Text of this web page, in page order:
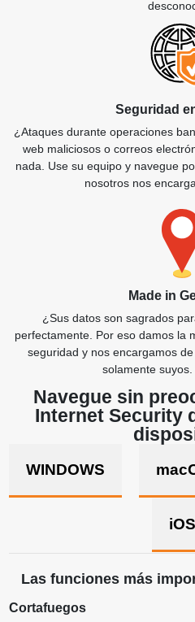
Seguridad
¿Ataques durante operaciones
web maliciosos o correos
nada. Use su equipo y navegue
nosotros nos
Made in
¿Sus datos son sagrados
perfectamente. Por eso damos la
seguridad y nos encargamos
solamente
Navegue sin
Internet Security
WINDOWS
iOS
Las funciones más
Cortafuegos